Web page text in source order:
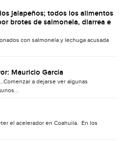
jalapeños; todos los alimentos
brotes de salmonela, diarrea e
con salmonela y lechuga acusada
Mauricio García
a dejarse ver algunas
el acelerador en Coahuila. En los